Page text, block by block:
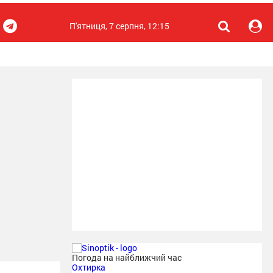
П'ятниця, 7 серпня, 12:15
Погода на найближчий час
Охтирка